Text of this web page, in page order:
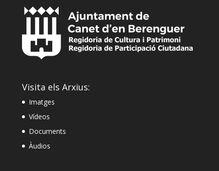
Visita els Arxius:
Imatges
Vídeos
Documents
Àudios